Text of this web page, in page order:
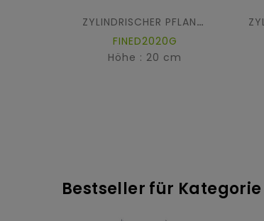
ZYLINDRISCHER PFLANZTOPF FIBER
FINED2020G
Höhe : 20 cm
Bestseller für